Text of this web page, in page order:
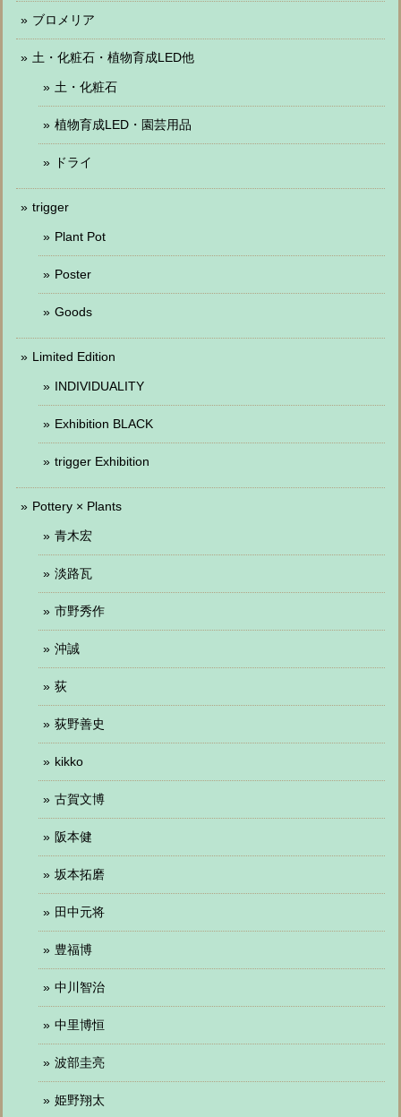
ブロメリア
土・化粧石・植物育成LED他
土・化粧石
植物育成LED・園芸用品
ドライ
trigger
Plant Pot
Poster
Goods
Limited Edition
INDIVIDUALITY
Exhibition BLACK
trigger Exhibition
Pottery × Plants
青木宏
淡路瓦
市野秀作
沖誠
荻
荻野善史
kikko
古賀文博
阪本健
坂本拓磨
田中元将
豊福博
中川智治
中里博恒
波部圭亮
姫野翔太